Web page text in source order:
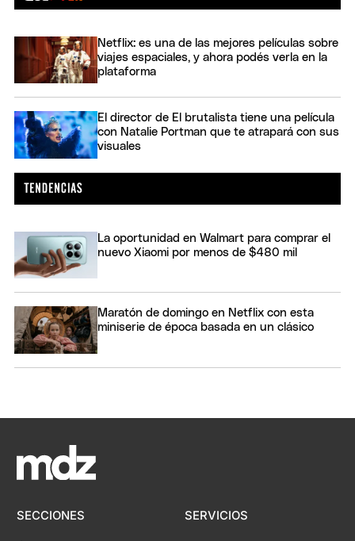
Netflix: es una de las mejores películas sobre
viajes espaciales, y ahora podés verla en la
plataforma
El director de El brutalista tiene una película
con Natalie Portman que te atrapará con sus
visuales
La oportunidad en Walmart para comprar el
nuevo Xiaomi por menos de $480 mil
Maratón de domingo en Netflix con esta
miniserie de época basada en un clásico
SECCIONES SERVICIOS